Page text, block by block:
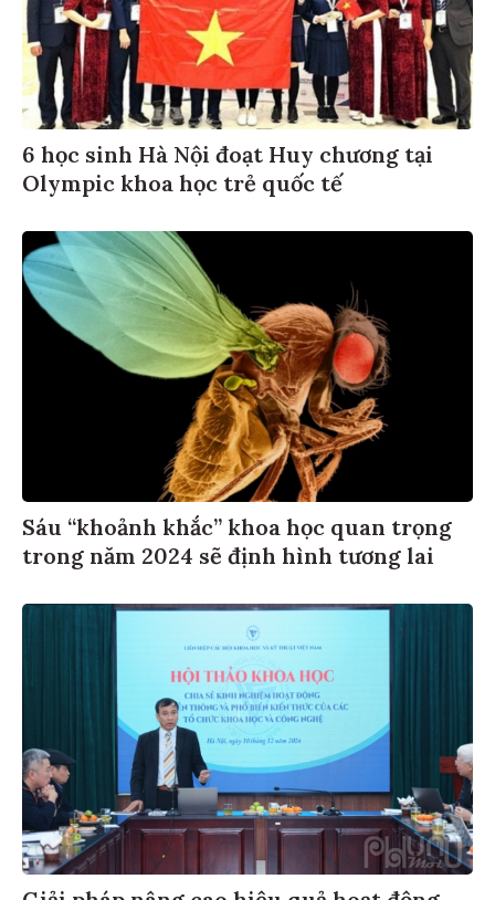
6 học sinh Hà Nội đoạt Huy chương tại
Olympic khoa học trẻ quốc tế
Sáu “khoảnh khắc” khoa học quan trọng
trong năm 2024 sẽ định hình tương lai